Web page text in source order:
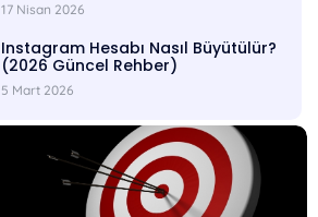
17 Nisan 2026
Instagram Hesabı Nasıl Büyütülür?
(2026 Güncel Rehber)
5 Mart 2026